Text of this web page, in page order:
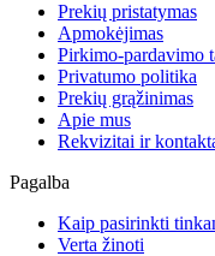
Prekių pristatymas
Apmokėjimas
Pirkimo-pardavimo
Privatumo politika
Prekių grąžinimas
Apie mus
Rekvizitai ir
Pagalba
Kaip pasirinkti
Verta žinoti